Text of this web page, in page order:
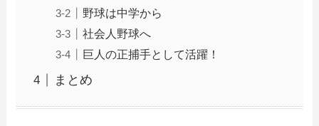
野球は中学から
社会人野球へ
巨人の正捕手として活躍！
まとめ